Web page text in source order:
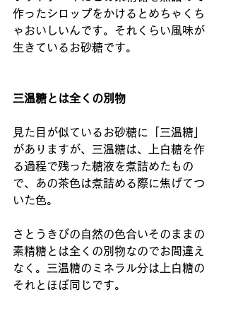
作ったシロップをかけるとめちゃくち
ゃおいしいんです。それくらい風味が
生きているお砂糖です。
三温糖とは全くの別物
見た目が似ているお砂糖に「三温糖」
がありますが、三温糖は、上白糖を作
る過程で残った糖液を煮詰めたもの
で、あの茶色は煮詰める際に焦げてつ
いた色。
さとうきびの自然の色合いそのままの
素精糖とは全くの別物なのでお間違え
なく。三温糖のミネラル分は上白糖の
それとほぼ同じです。